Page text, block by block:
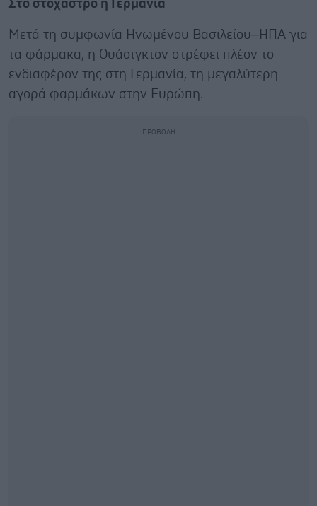
Στο στόχαστρο η Γερμανία
Μετά τη συμφωνία Ηνωμένου Βασιλείου–ΗΠΑ για
τα φάρμακα, η Ουάσιγκτον στρέφει πλέον το
ενδιαφέρον της στη Γερμανία, τη μεγαλύτερη
αγορά φαρμάκων στην Ευρώπη.